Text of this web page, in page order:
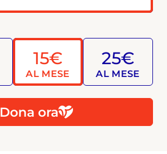
15€
AL MESE
25€
AL MESE
Dona ora